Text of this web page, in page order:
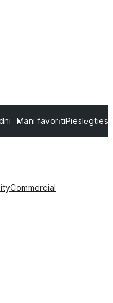
Mani favorītiPieslēgties
Commercial